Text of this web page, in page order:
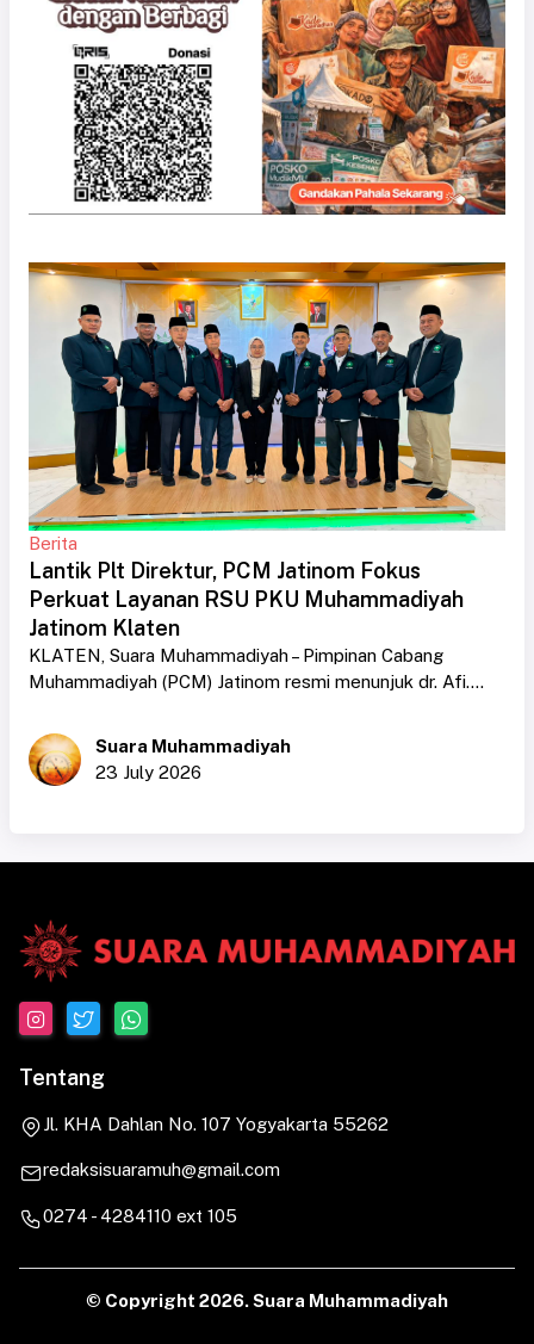
Berita
Lantik Plt Direktur, PCM Jatinom Fokus
Perkuat Layanan RSU PKU Muhammadiyah
Jatinom Klaten
KLATEN, Suara Muhammadiyah – Pimpinan Cabang
Muhammadiyah (PCM) Jatinom resmi menunjuk dr. Afi....
Suara Muhammadiyah
23 July 2026
Tentang
Jl. KHA Dahlan No. 107 Yogyakarta 55262
redaksisuaramuh@gmail.com
0274 - 4284110 ext 105
© Copyright 2026. Suara Muhammadiyah